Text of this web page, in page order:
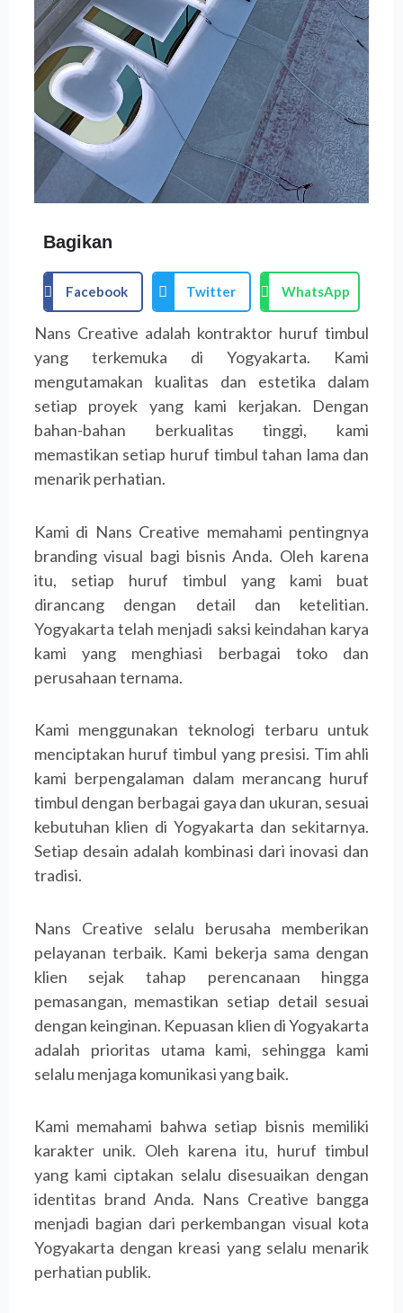
Bagikan
Facebook Twitter WhatsApp
Nans Creative adalah kontraktor huruf timbul
yang terkemuka di Yogyakarta. Kami
mengutamakan kualitas dan estetika dalam
setiap proyek yang kami kerjakan. Dengan
bahan-bahan berkualitas tinggi, kami
memastikan setiap huruf timbul tahan lama dan
menarik perhatian.
Kami di Nans Creative memahami pentingnya
branding visual bagi bisnis Anda. Oleh karena
itu, setiap huruf timbul yang kami buat
dirancang dengan detail dan ketelitian.
Yogyakarta telah menjadi saksi keindahan karya
kami yang menghiasi berbagai toko dan
perusahaan ternama.
Kami menggunakan teknologi terbaru untuk
menciptakan huruf timbul yang presisi. Tim ahli
kami berpengalaman dalam merancang huruf
timbul dengan berbagai gaya dan ukuran, sesuai
kebutuhan klien di Yogyakarta dan sekitarnya.
Setiap desain adalah kombinasi dari inovasi dan
tradisi.
Nans Creative selalu berusaha memberikan
pelayanan terbaik. Kami bekerja sama dengan
klien sejak tahap perencanaan hingga
pemasangan, memastikan setiap detail sesuai
dengan keinginan. Kepuasan klien di Yogyakarta
adalah prioritas utama kami, sehingga kami
selalu menjaga komunikasi yang baik.
Kami memahami bahwa setiap bisnis memiliki
karakter unik. Oleh karena itu, huruf timbul
yang kami ciptakan selalu disesuaikan dengan
identitas brand Anda. Nans Creative bangga
menjadi bagian dari perkembangan visual kota
Yogyakarta dengan kreasi yang selalu menarik
perhatian publik.